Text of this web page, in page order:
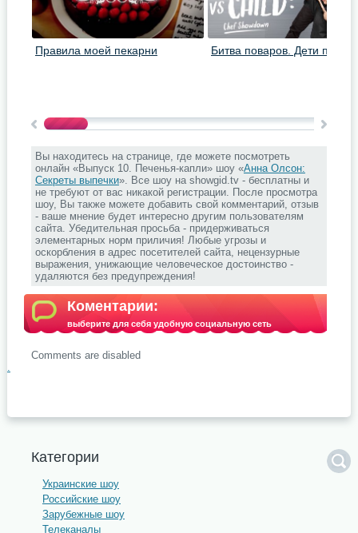
Правила моей пекарни
Битва поваров. Дети против
Вы находитесь на странице, где можете посмотреть
онлайн «Выпуск 10. Печенья-капли» шоу «Анна Олсон:
Секреты выпечки». Все шоу на showgid.tv - бесплатны и
не требуют от вас никакой регистрации. После просмотра
шоу, Вы также можете добавить свой комментарий, отзыв
- ваше мнение будет интересно другим пользователям
сайта. Убедительная просьба - придерживаться
элементарных норм приличия! Любые угрозы и
оскорбления в адрес посетителей сайта, нецензурные
выражения, унижающие человеческое достоинство -
удаляются без предупреждения!
Коментарии:
выберите для себя удобную социальную сеть
Comments are disabled
.
Категории
Украинские шоу
Российские шоу
Зарубежные шоу
Телеканалы